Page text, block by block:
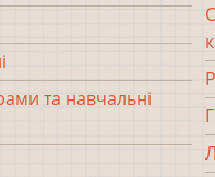
та навчальні